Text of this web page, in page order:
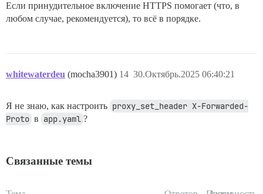
Если принудительное включение HTTPS помогает (что, в
любом случае, рекомендуется), то всё в порядке.
whitewaterdeu (mocha3901) 30.Октябрь.2025 06:40:21
14
Я не знаю, как настроить proxy_set_header X-Forwarded-
Proto в app.yaml ?
Связанные темы